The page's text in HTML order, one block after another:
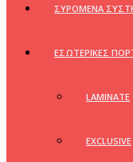
ΣΥΡΟΜΕΝΑ
ΕΣΩΤΕΡΙΚΕΣ
LAMINATE
EXCLUSIVE